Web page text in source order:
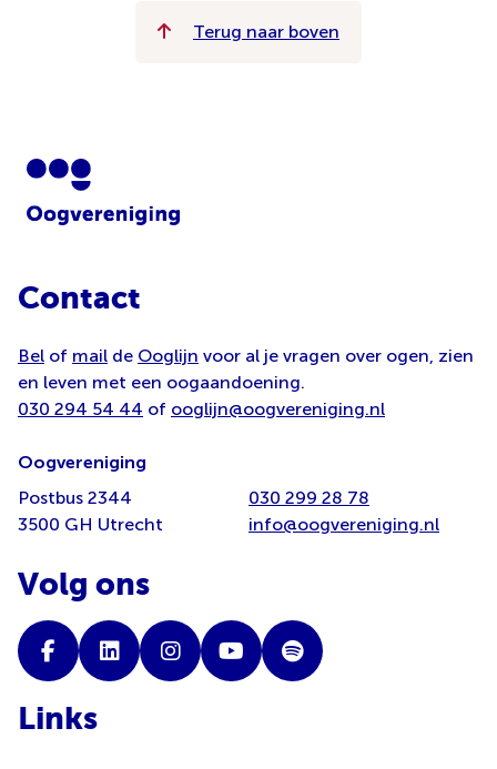
Terug naar boven
Contact
Bel of mail de Ooglijn voor al je vragen over ogen, zien
en leven met een oogaandoening.
030 294 54 44 of ooglijn@oogvereniging.nl
Oogvereniging
Postbus 2344
3500 GH Utrecht
030 299 28 78
info@oogvereniging.nl
Volg ons
Links